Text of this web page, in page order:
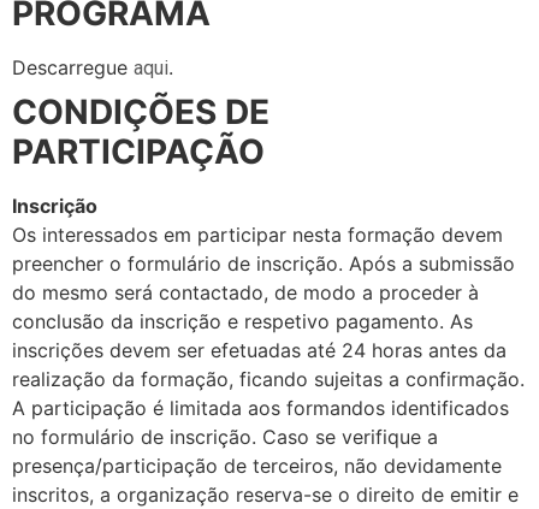
PROGRAMA
Descarregue aqui.
CONDIÇÕES DE
PARTICIPAÇÃO
Inscrição
Os interessados em participar nesta formação devem
preencher o formulário de inscrição. Após a submissão
do mesmo será contactado, de modo a proceder à
conclusão da inscrição e respetivo pagamento. As
inscrições devem ser efetuadas até 24 horas antes da
realização da formação, ficando sujeitas a confirmação.
A participação é limitada aos formandos identificados
no formulário de inscrição. Caso se verifique a
presença/participação de terceiros, não devidamente
inscritos, a organização reserva-se o direito de emitir e